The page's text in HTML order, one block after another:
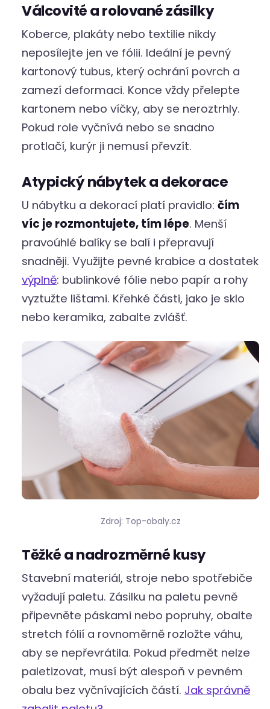
Válcovité a rolované zásilky
Koberce, plakáty nebo textilie nikdy
neposílejte jen ve fólii. Ideální je pevný
kartonový tubus, který ochrání povrch a
zamezí deformaci. Konce vždy přelepte
kartonem nebo víčky, aby se neroztrhly.
Pokud role vyčnívá nebo se snadno
protlačí, kurýr ji nemusí převzít.
Atypický nábytek a dekorace
U nábytku a dekorací platí pravidlo: čím
víc je rozmontujete, tím lépe. Menší
pravoúhlé balíky se balí i přepravují
snadněji. Využijte pevné krabice a dostatek
výplně: bublinkové fólie nebo papír a rohy
vyztužte lištami. Křehké části, jako je sklo
nebo keramika, zabalte zvlášť.
Zdroj: Top-obaly.cz
Těžké a nadrozměrné kusy
Stavební materiál, stroje nebo spotřebiče
vyžadují paletu. Zásilku na paletu pevně
připevněte páskami nebo popruhy, obalte
stretch fólií a rovnoměrně rozložte váhu,
aby se nepřevrátila. Pokud předmět nelze
paletizovat, musí být alespoň v pevném
obalu bez vyčnívajících částí. Jak správně